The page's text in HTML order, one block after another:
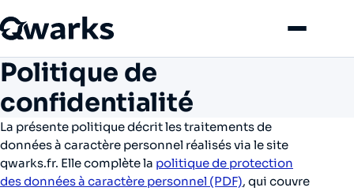
Menu
Politique de
confidentialité
La présente politique décrit les traitements de
données à caractère personnel réalisés via le site
qwarks.fr. Elle complète la politique de protection
des données à caractère personnel (PDF), qui couvre